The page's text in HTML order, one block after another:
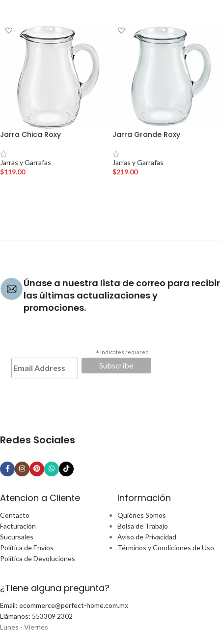
Jarra Chica Roxy
Jarras y Garrafas
$119.00
Jarra Grande Roxy
Jarras y Garrafas
$219.00
Únase a nuestra lista de correo para recibir
las últimas actualizaciones y
promociones.
* indicates required
Redes Sociales
Atencion a Cliente
Contacto
Facturación
Sucursales
Política de Envíos
Política de Devoluciones
Información
Quiénes Somos
Bolsa de Trabajo
Aviso de Privacidad
Términos y Condiciones de Uso
¿Tiene alguna pregunta?
Email: ecommerce@perfect-home.com.mx
Llámanos: 553309 2302
Lunes - Viernes